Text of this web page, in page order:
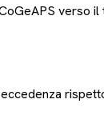
verso